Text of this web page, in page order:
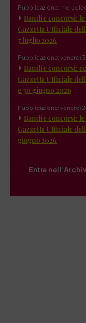
Pubblicazione:
Bandi e concorsi:
Gazzetta Ufficiale
7 luglio 2026
Pubblicazione: venerdì
Bandi e concorsi:
Gazzetta Ufficiale
e 30 giugno 2026
Pubblicazione: venerdì
Bandi e concorsi:
Gazzetta Ufficiale
giugno 2026
Entra